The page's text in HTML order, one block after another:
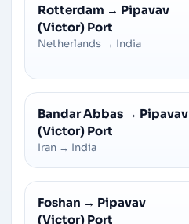
Rotterdam → Pipavav
(Victor) Port
Netherlands → India
Bandar Abbas → Pipavav
(Victor) Port
Iran → India
Foshan → Pipavav
(Victor) Port